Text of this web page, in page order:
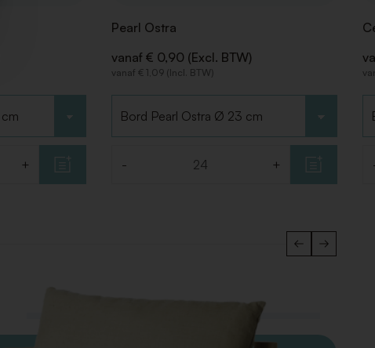
+
Pearl Ostra
vanaf € 0,90 (Excl. BTW)
vanaf € 1,09 (Incl. BTW)
- +